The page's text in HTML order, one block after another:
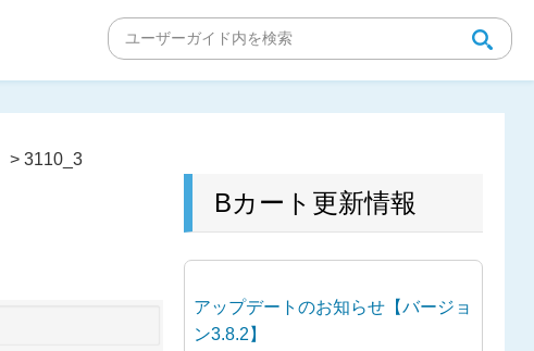
>3110_3
Bカート更新情報
アップデートのお知らせ【バージョ
ン3.8.2】